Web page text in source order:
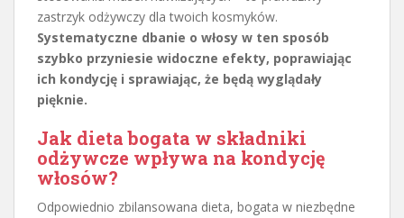
zastrzyk odżywczy dla twoich kosmyków.
Systematyczne dbanie o włosy w ten sposób
szybko przyniesie widoczne efekty, poprawiając
ich kondycję i sprawiając, że będą wyglądały
pięknie.
Jak dieta bogata w składniki
odżywcze wpływa na kondycję
włosów?
Odpowiednio zbilansowana dieta, bogata w niezbędne